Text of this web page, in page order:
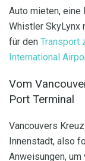
Auto mieten, eine
Whistler SkyLynx
für den Transport
International
Vom
Port Terminal
Vancouvers
Innenstadt, also
Anweisungen,